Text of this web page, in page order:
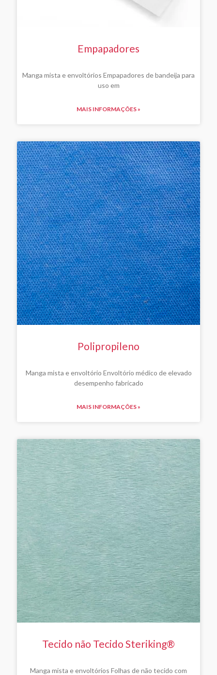
Empapadores
Manga mista e envoltórios Empapadores de bandeija para
uso em
MAIS INFORMAÇÕES »
Polipropileno
Manga mista e envoltório Envoltório médico de elevado
desempenho fabricado
MAIS INFORMAÇÕES »
Tecido não Tecido Steriking®
Manga mista e envoltórios Folhas de não tecido com